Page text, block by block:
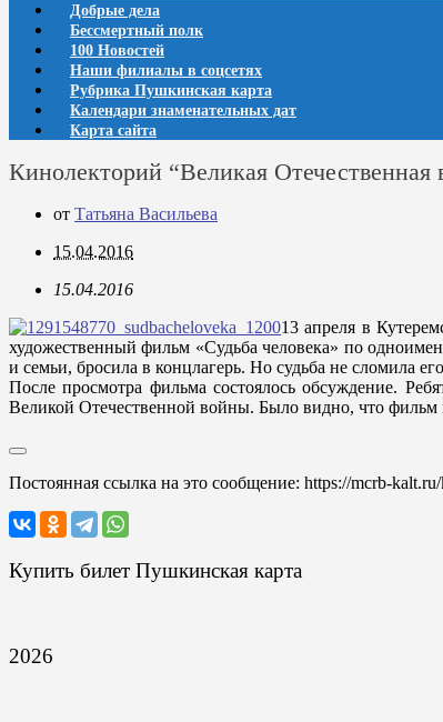
Добрые дела
Бессмертный полк
100 Новостей
Наши филиалы в соцсетях
Рубрика Пушкинская карта
Календари знаменательных дат
Карта сайта
Кинолекторий “Великая Отечественная
от Татьяна Васильева
15.04.2016
15.04.2016
13 апреля в
художественный фильм «Судьба человека» по
и семьи, бросила в концлагерь. Но судьба не сломила
После просмотра фильма состоялось обсуждение.
Великой Отечественной войны. Было видно, что фильм
Постоянная ссылка на это сообщение: https://mcrb-
Купить билет Пушкинская карта
2026